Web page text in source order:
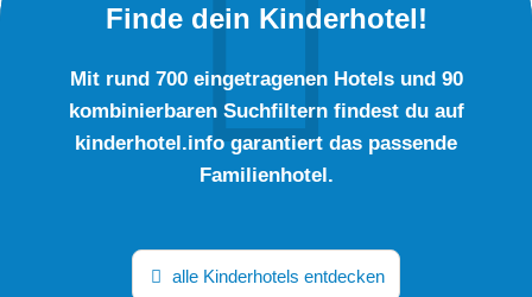
Finde dein Kinderhotel!
Mit rund 700 eingetragenen Hotels und 90
kombinierbaren Suchfiltern findest du auf
kinderhotel.info garantiert das passende
Familienhotel.
alle Kinderhotels entdecken